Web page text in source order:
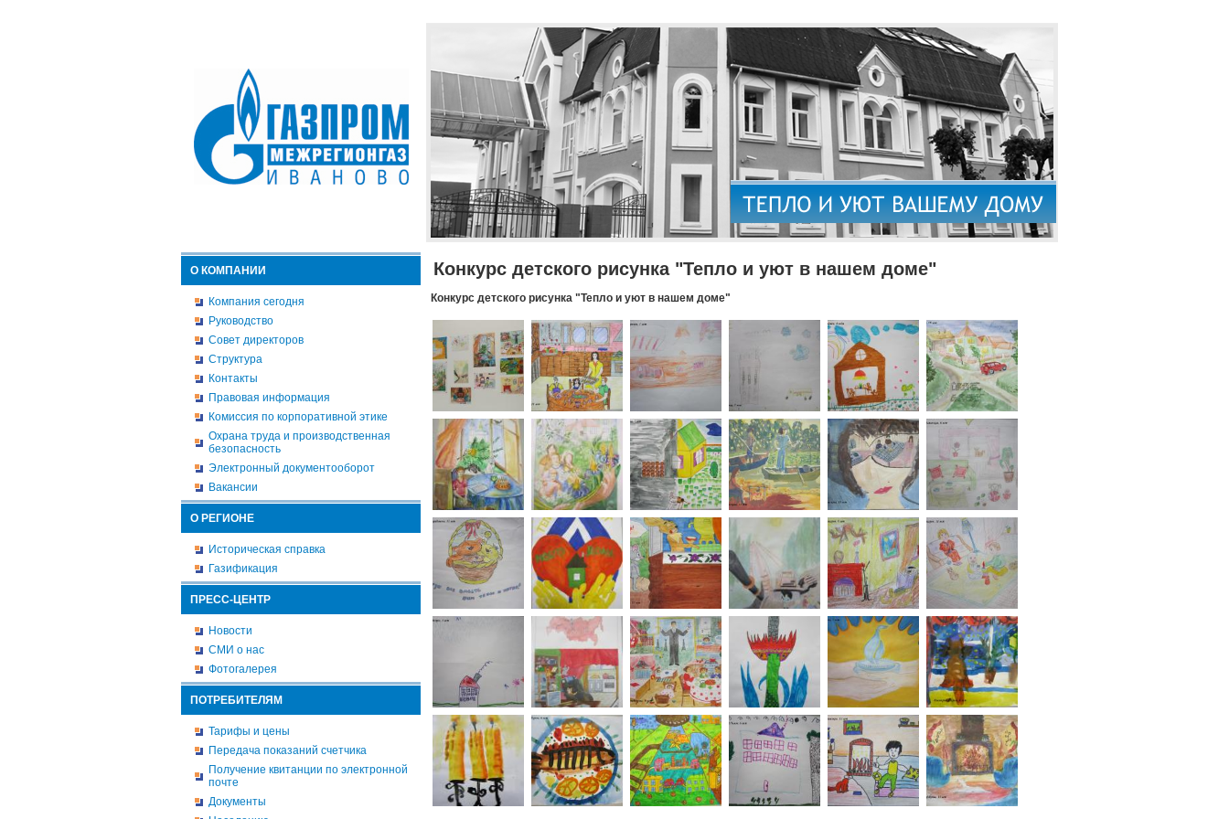
О КОМПАНИИ
Компания сегодня
Руководство
Совет директоров
Структура
Контакты
Правовая информация
Комиссия по корпоративной этике
Охрана труда и производственная
безопасность
Электронный документооборот
Вакансии
О РЕГИОНЕ
Историческая справка
Газификация
ПРЕСС-ЦЕНТР
Новости
СМИ о нас
Фотогалерея
ПОТРЕБИТЕЛЯМ
Тарифы и цены
Передача показаний счетчика
Получение квитанции по электронной
почте
Документы
Конкурс детского рисунка "Тепло и уют в нашем доме"
Конкурс детского рисунка "Тепло и уют в нашем доме"